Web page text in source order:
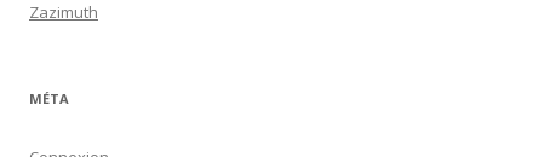
Zazimuth
MÉTA